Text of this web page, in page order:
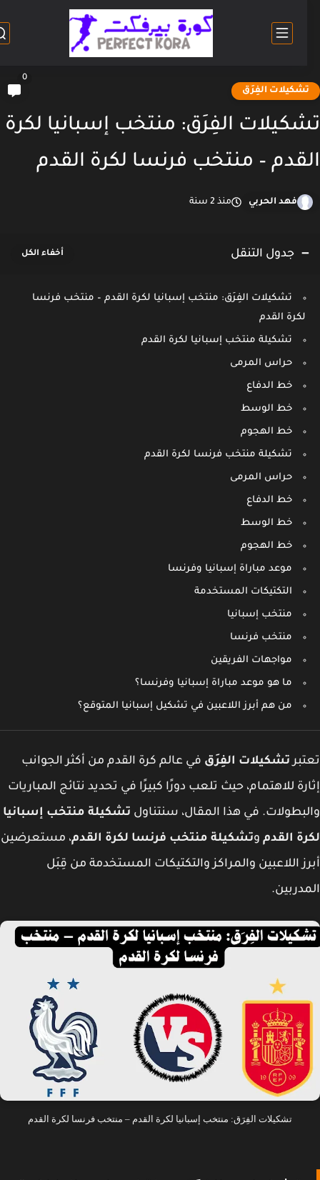
الفِرَق
الفِرَق: منتخب إسبانيا لكرة
– منتخب فرنسا لكرة القدم
فهد الحربي منذ 2 سنة
جدول التنقل
تشكيلات الفِرَق: منتخب إسبانيا لكرة القدم – منتخب فرنسا
لكرة القدم
تشكيلة منتخب إسبانيا لكرة القدم
حراس المرمى
خط الدفاع
خط الوسط
خط الهجوم
تشكيلة منتخب فرنسا لكرة القدم
حراس المرمى
خط الدفاع
خط الوسط
خط الهجوم
موعد مباراة إسبانيا وفرنسا
التكتيكات المستخدمة
منتخب إسبانيا
منتخب فرنسا
مواجهات الفريقين
ما هو موعد مباراة إسبانيا وفرنسا؟
من هم أبرز اللاعبين في تشكيل إسبانيا المتوقع؟
تشكيلات الفِرَقفي عالم كرة القدم من أكثر الجوانب
للاهتمام، حيث تلعب دورًا كبيرًا في تحديد نتائج المباريات
في هذا المقال، سنتناولتشكيلة منتخب إسبانيا
القدموتشكيلة منتخب فرنسا لكرة القدم، مستعرضين
اللاعبين والمراكز والتكتيكات المستخدمة من قِبَل
تشكيلات الفِرَق: منتخب إسبانيا لكرة القدم – منتخب فرنسا لكرة القدم